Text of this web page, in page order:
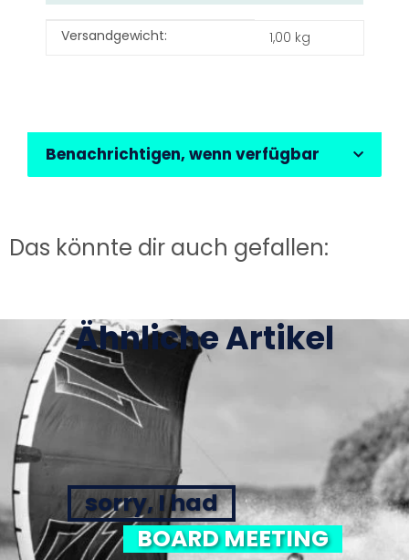
Produkteigenschaft
Wert
Versandgewicht: 1,00 kg
Benachrichtigen, wenn verfügbar
Das könnte dir auch gefallen:
Ähnliche Artikel
sorry, I had
BOARD MEETING